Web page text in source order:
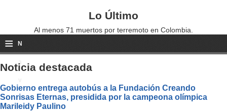
Lo Último
Al menos 71 muertos por terremoto en Colombia.
≡ N
a
i
Noticia destacada
Gobierno entrega autobús a la Fundación Creando
Sonrisas Eternas, presidida por la campeona olímpica
Marileidy Paulino